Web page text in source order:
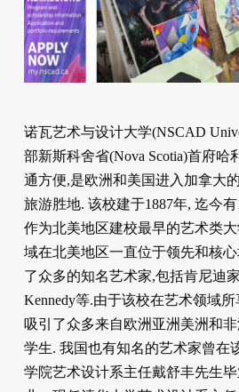
诺瓦艺术与设计大学(NSCAD
部新斯科舍省(Nova Scotia)首府哈
通方便,是欧洲和美国进入加拿大
旅游胜地. 该校建于1887年, 迄今
作为北美地区建校最早的艺术类
域在北美地区一直位于领先和核
了众多的知名艺术家,包括肯尼迪
Kennedy等.由于该校在艺术领域
吸引了众多来自欧洲亚洲美洲和
学生. 我国也有知名的艺术家曾在
学院艺术设计系主任戴舒丰先生